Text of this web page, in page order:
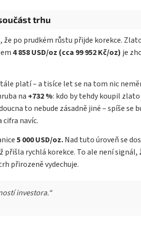
trhu
že po prudkém růstu přijde korekce.
4 858 USD/oz (cca 99 952 Kč/oz) je
platí – a tisíce let se na tom nic
na +732 %: kdo by tehdy koupil zlato
to nebude zásadně jiné – spíše se
cifra navíc.
5 000 USD/oz.Nad tuto úroveň se
přišla rychlá korekce. To ale není
přirozeně vydechuje.
investora.“